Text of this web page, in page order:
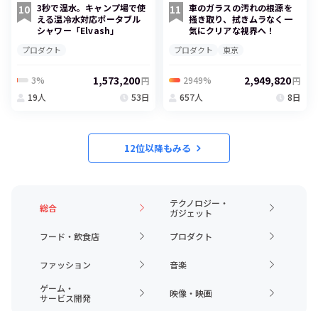
10 3秒で温水。キャンプ場で使
える温冷水対応ポータブル
シャワー「Elvash」
プロダクト
3% 1,573,200円
19人
53日
11
車のガラスの汚れの根源を
掻き取り、拭きムラなく一
気にクリアな視界へ！
プロダクト 東京
2949% 2,949,820円
657人
8日
12位以降もみる
総合
テクノロジー・
ガジェット
フード・飲食店
プロダクト
ファッション
音楽
ゲーム・
サービス開発
映像・映画